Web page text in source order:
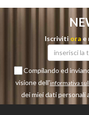
Iscriviti ora e
Compilando ed
visione dell'informativa
dei miei dati personali